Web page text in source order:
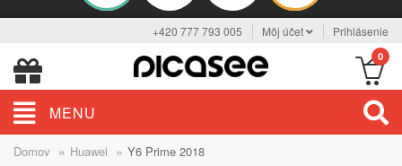
+420 777 793 005 Môj účet Prihlásenie
0
MENU
Domov » Huawei » Y6 Prime 2018